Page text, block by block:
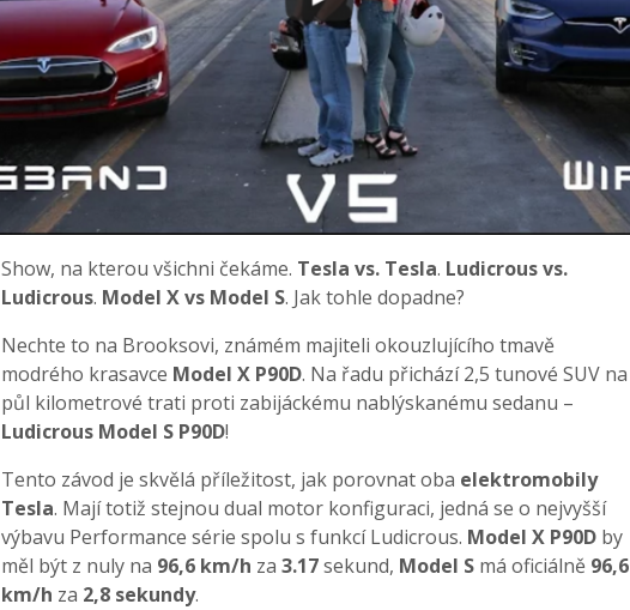
Show, na kterou všichni čekáme. Tesla vs. Tesla. Ludicrous vs.
Ludicrous. Model X vs Model S. Jak tohle dopadne?
Nechte to na Brooksovi, známém majiteli okouzlujícího tmavě
modrého krasavce Model X P90D. Na řadu přichází 2,5 tunové SUV na
půl kilometrové trati proti zabijáckému nablýskanému sedanu –
Ludicrous Model S P90D!
Tento závod je skvělá příležitost, jak porovnat oba elektromobily
Tesla. Mají totiž stejnou dual motor konfiguraci, jedná se o nejvyšší
výbavu Performance série spolu s funkcí Ludicrous. Model X P90D by
měl být z nuly na 96,6 km/h za 3.17sekund, Model S má oficiálně 96,6
km/h za 2,8 sekundy.